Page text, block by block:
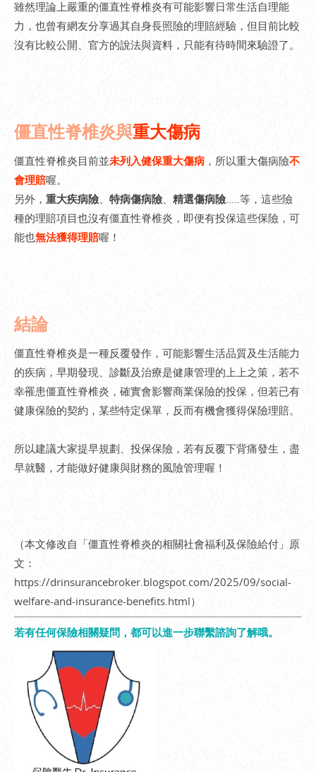
雖然理論上嚴重的僵直性脊椎炎有可能影響日常生活自理能
力，也曾有網友分享過其自身長照險的理賠經驗，但目前比較
沒有比較公開、官方的說法與資料，只能有待時間來驗證了。
僵直性脊椎炎與重大傷病
僵直性脊椎炎目前並未列入健保重大傷病 ，所以重大傷病險不
會理賠喔。
另外， 重大疾病險、 特病傷病險、 精選傷病險.....等，這些險
種的理賠項目也沒有僵直性脊椎炎，即便有投保這些保險，可
能也無法獲得理賠喔！
結論
僵直性脊椎炎是一種反覆發作，可能影響生活品質及生活能力
的疾病，早期發現、診斷及治療是健康管理的上上之策，若不
幸罹患僵直性脊椎炎，確實會影響商業保險的投保，但若已有
健康保險的契約，某些特定保單，反而有機會獲得保險理賠。
所以建議大家提早規劃、投保保險，若有反覆下背痛發生，盡
早就醫，才能做好健康與財務的風險管理喔！
（本文修改自「僵直性脊椎炎的相關社會福利及保險給付」原
文：
https://drinsurancebroker.blogspot.com/2025/09/social-
welfare-and-insurance-benefits.html）
若有任何保險相關疑問，都可以進一步聯繫諮詢了解哦。